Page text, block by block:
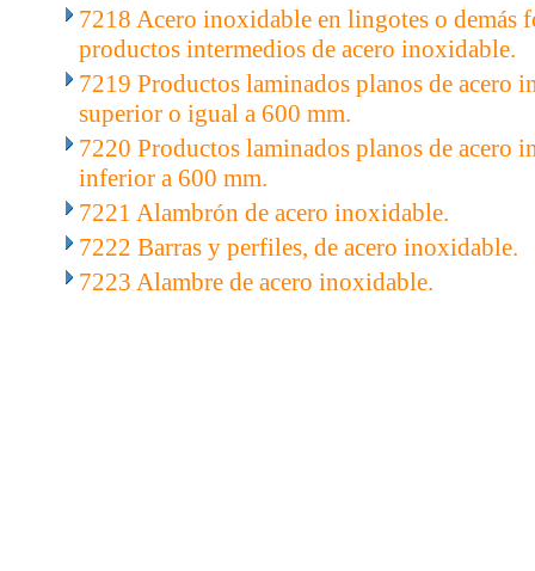
7218 Acero inoxidable en lingotes o demás
productos intermedios de acero inoxidable.
7219 Productos laminados planos de acero
superior o igual a 600 mm.
7220 Productos laminados planos de acero
inferior a 600 mm.
7221 Alambrón de acero inoxidable.
7222 Barras y perfiles, de acero inoxidable.
7223 Alambre de acero inoxidable.